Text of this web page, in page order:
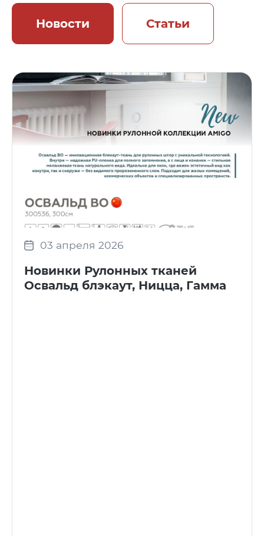
Новости Статьи
03 апреля 2026
Новинки Рулонных тканей
Освальд блэкаут, Ницца, Гамма